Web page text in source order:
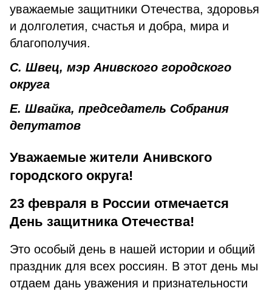
уважаемые защитники Отечества, здоровья
и долголетия, счастья и добра, мира и
благополучия.
С. Швец, мэр Анивского городского
округа
Е. Швайка, председатель Собрания
депутатов
Уважаемые жители Анивского
городского округа!
23 февраля в России отмечается
День защитника Отечества!
Это особый день в нашей истории и общий
праздник для всех россиян. В этот день мы
отдаем дань уважения и признательности